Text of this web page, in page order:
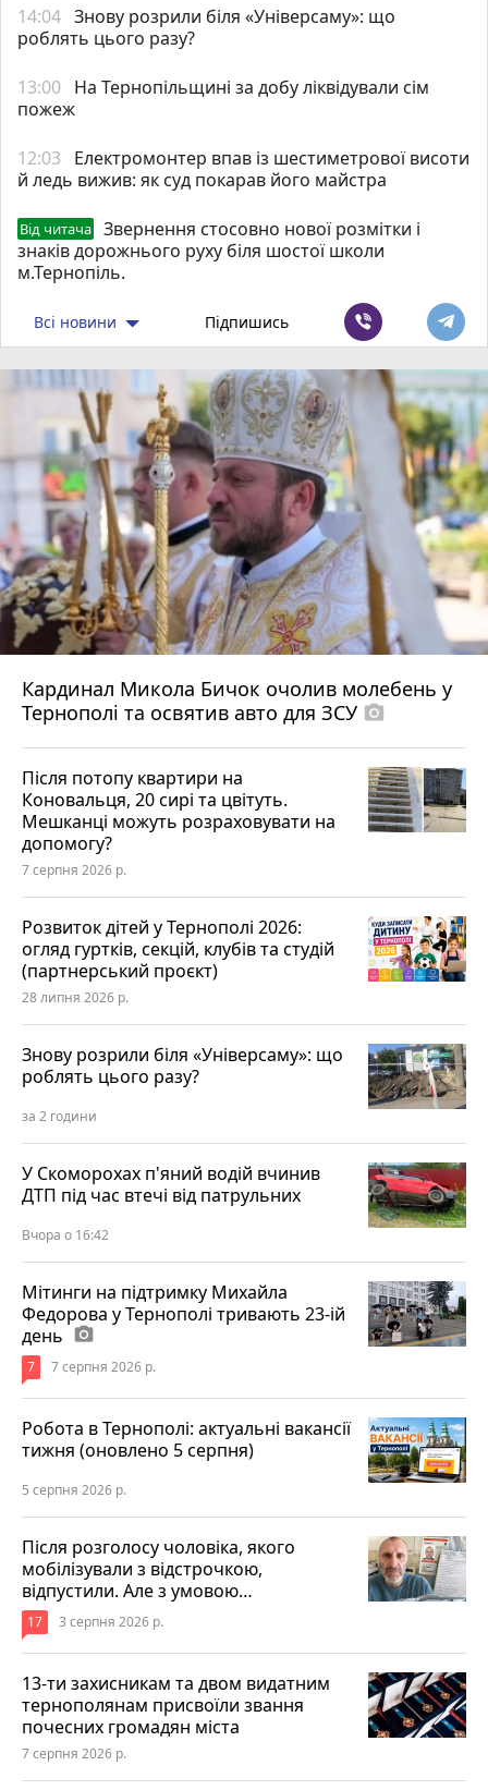
14:04 Знову розрили біля «Універсаму»: що
роблять цього разу?
13:00 На Тернопільщині за добу ліквідували сім
пожеж
12:03
Електромонтер впав із шестиметрової висоти
й ледь вижив: як суд покарав його майстра
Від читача
Звернення стосовно нової розмітки і
знаків дорожнього руху біля шостої школи
м.Тернопіль.
Всі новини Підпишись
Кардинал Микола Бичок очолив молебень у
Тернополі та освятив авто для ЗСУ photo_camera
Після потопу квартири на
Коновальця, 20 сирі та цвітуть.
Мешканці можуть розраховувати на
допомогу?
7 серпня 2026 р.
Розвиток дітей у Тернополі 2026:
огляд гуртків, секцій, клубів та студій
(партнерський проєкт)
28 липня 2026 р.
Знову розрили біля «Універсаму»: що
роблять цього разу?
за 2 години
У Скоморохах п'яний водій вчинив
ДТП під час втечі від патрульних
Вчора о 16:42
Мітинги на підтримку Михайла
Федорова у Тернополі тривають 23-ій
день photo_camera
7 7 серпня 2026 р.
Робота в Тернополі: актуальні вакансії
тижня (оновлено 5 серпня)
5 серпня 2026 р.
Після розголосу чоловіка, якого
мобілізували з відстрочкою,
відпустили. Але з умовою…
17 3 серпня 2026 р.
13-ти захисникам та двом видатним
тернополянам присвоїли звання
почесних громадян міста
7 серпня 2026 р.